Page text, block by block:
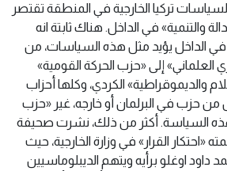
تركيا الخارجية في المنطقة تقتصر
والتنمية» في الداخل. هناك ثابتة انه
الداخل يؤيد مثل هذه السياسات، من
إلى «حزب الحركة القومية»
والديموقراطية» الكردي، وكلها أحزاب
من حزب في البرلمان أو خارجه، غير «حزب
هذه السياسة. أكثر من ذلك، نشرت صحيفة
«احتكار القرار» في وزارة الخارجية، حيث
داود اوغلو برأيه ويتهم الديبلوماسيين